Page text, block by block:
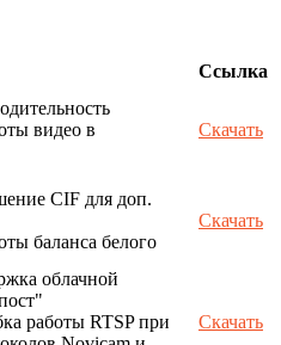
Ссылка
видео в
Скачать
CIF для доп.
баланса белого
Скачать
облачной
работы RTSP при
Скачать